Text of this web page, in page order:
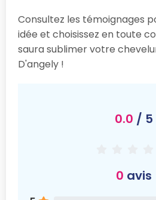
Consultez les témoignages
idée et choisissez en toute
saura sublimer votre
D'angely !
0.0 / 5
0 avis